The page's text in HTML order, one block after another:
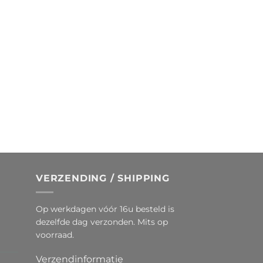
VERZENDING / SHIPPING
Op werkdagen vóór 16u besteld is
dezelfde dag verzonden. Mits op
voorraad.
Verzendinformatie